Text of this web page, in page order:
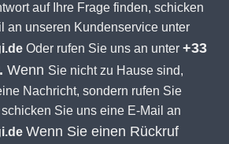
auf Ihre Frage finden, schicken
an unseren Kundenservice unter
Oder rufen Sie uns an unter +33
Wenn Sie nicht zu Hause sind,
Nachricht, sondern rufen Sie
Sie uns eine E-Mail an
Wenn Sie einen Rückruf